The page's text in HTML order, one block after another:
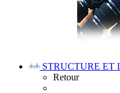
STRUCTURE ET
Retour